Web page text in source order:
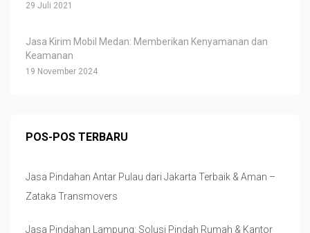
29 Juli 2021
Jasa Kirim Mobil Medan: Memberikan Kenyamanan dan
Keamanan
19 November 2024
POS-POS TERBARU
Jasa Pindahan Antar Pulau dari Jakarta Terbaik & Aman –
Zataka Transmovers
Jasa Pindahan Lampung: Solusi Pindah Rumah & Kantor